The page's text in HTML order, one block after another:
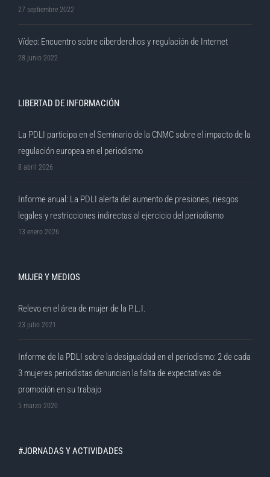
27 septiembre 2022
Vídeo: Encuentro sobre ciberderchos y regulación de Internet
28 junio 2022
LIBERTAD DE INFORMACIÓN
La PDLI participa en el Seminario de la CNMC sobre el impacto de la
regulación europea en el periodismo
8 abril 2026
Informe anual: La PDLI alerta del aumento de presiones, riesgos
legales y restricciones indirectas al ejercicio del periodismo
13 enero 2026
MUJER Y MEDIOS
Relevo en el área de mujer de la P.L.I.
23 julio 2021
Informe de la PDLI sobre la desigualdad en el periodismo: 2 de cada
3 mujeres periodistas denuncian la falta de expectativas de
promoción en su trabajo
5 marzo 2020
#JORNADAS Y ACTIVIDADES